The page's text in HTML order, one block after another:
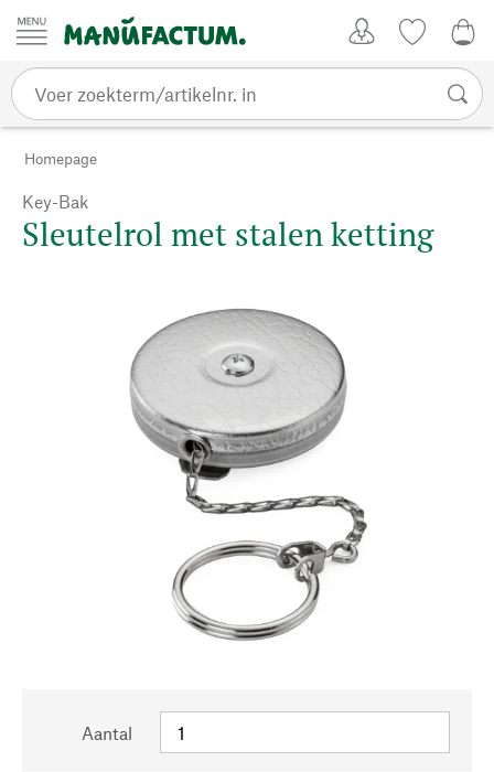
Passer au contenu
Homepage
Key-Bak
Sleutelrol met stalen ketting
Aantal